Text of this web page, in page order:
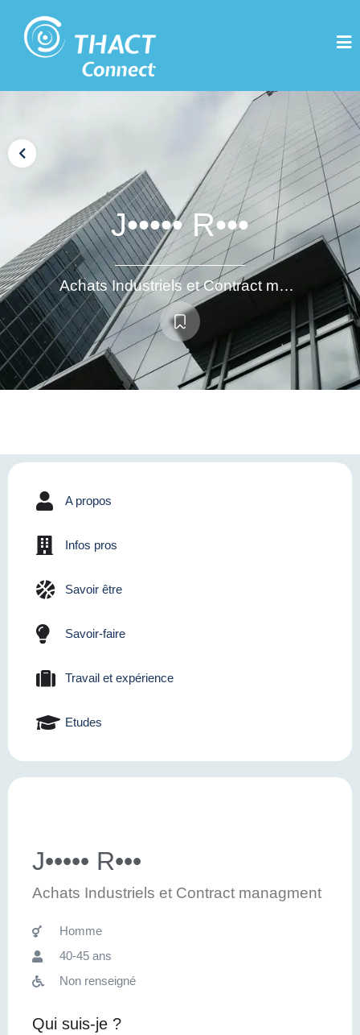
J••••• R•••
Achats Industriels et Contract managment
A propos
Infos pros
Savoir être
Savoir-faire
Travail et expérience
Etudes
J••••• R•••
Achats Industriels et Contract managment
Homme
40-45 ans
Non renseigné
Qui suis-je ?